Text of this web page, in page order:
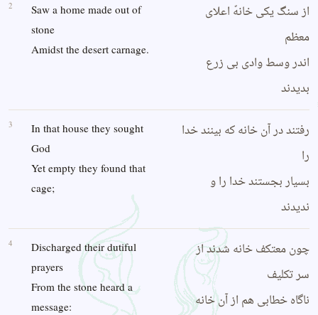
2
Saw a home made out of
stone
Amidst the desert carnage.
از سنگ یکی خانهً اعلای
معظم
اندر وسط وادی بی زرع
بدیدند
3
In that house they sought
God
Yet empty they found that
cage;
رفتند در آن خانه که بینند خدا
را
بسیار بجستند خدا را و
ندیدند
4
Discharged their dutiful
prayers
From the stone heard a
message:
چون معتکف خانه شدند از
سر تکلیف
ناگاه خطابی هم از آن خانه